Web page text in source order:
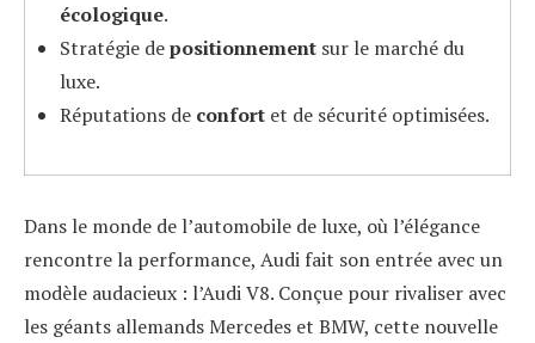
écologique.
Stratégie depositionnementsur le marché du
luxe.
Réputations de confortet de sécurité optimisées.
Dans le monde de l’automobile de luxe, où l’élégance
rencontre la performance, Audi fait son entrée avec un
modèle audacieux : l’Audi V8. Conçue pour rivaliser avec
les géants allemands Mercedes et BMW, cette nouvelle